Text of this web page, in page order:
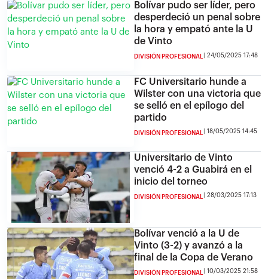
Bolívar pudo ser líder, pero
desperdeció un penal sobre
la hora y empató ante la U
de Vinto
DIVISIÓN PROFESIONAL 24/05/2025 17:48
FC Universitario hunde a
Wilster con una victoria que
se selló en el epílogo del
partido
DIVISIÓN PROFESIONAL 18/05/2025 14:45
Universitario de Vinto
venció 4-2 a Guabirá en el
inicio del torneo
DIVISIÓN PROFESIONAL 28/03/2025 17:13
Bolívar venció a la U de
Vinto (3-2) y avanzó a la
final de la Copa de Verano
DIVISIÓN PROFESIONAL 10/03/2025 21:58